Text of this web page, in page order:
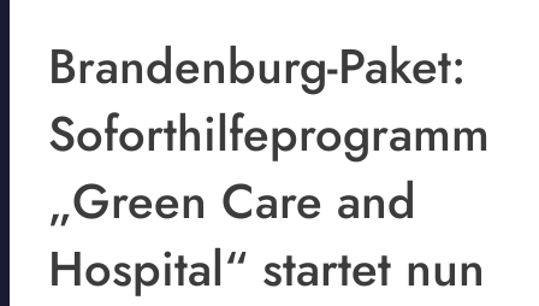
Brandenburg-Paket:
Soforthilfeprogramm
„Green Care and
Hospital“ startet nun